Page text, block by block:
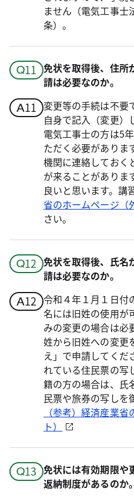
ません（電気工事
条）。
免状を取得後、住所
請は必要なのか。
変更等の手続は不要
自身で記入（変更）
電気工事士の方は5
ただく必要がありま
機関に連絡しておく
が来ることがありま
良いと思います。講
省のホームページ（
さい。
免状を取得後、氏名
請は必要なのか。
令和４年１月１日付
名には旧姓の使用が
みの変更の場合は必
姓から旧姓への変更
え」で申請してくだ
れている住民票の写
籍の方の場合は、氏
民票や旅券の写しを
（参考）経済産業
ト）
免状には有効期限や
返納制度があるのか。